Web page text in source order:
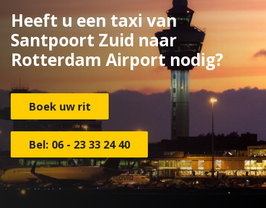
Heeft u een taxi van
Santpoort Zuid naar
Rotterdam Airport nodig?
Boek uw rit
Bel: 06 - 23 33 24 40